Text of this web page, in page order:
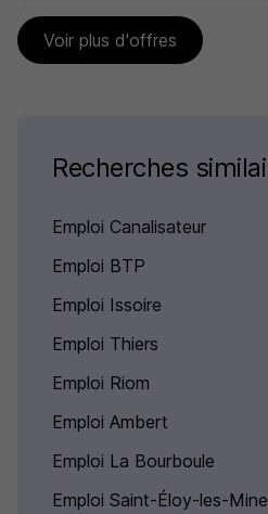
Voir plus d'offres
Recherches
Emploi Canalisateur
Emploi BTP
Emploi Issoire
Emploi Thiers
Emploi Riom
Emploi Ambert
Emploi La Bourboule
Emploi Saint-Éloy-les-